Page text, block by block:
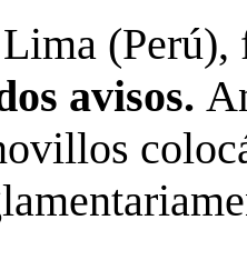
Lima (Perú),
avisos.